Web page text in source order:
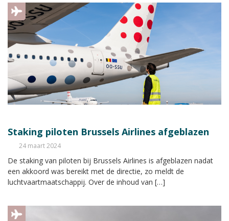
Staking piloten Brussels Airlines afgeblazen
24 maart 2024
De staking van piloten bij Brussels Airlines is afgeblazen nadat
een akkoord was bereikt met de directie, zo meldt de
luchtvaartmaatschappij. Over de inhoud van […]